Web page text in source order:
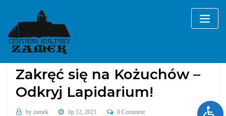
content
Bez kategorii
Zakręć się na Kożuchów –
Odkryj Lapidarium!
by zamek lip 12, 2021 0 Comment